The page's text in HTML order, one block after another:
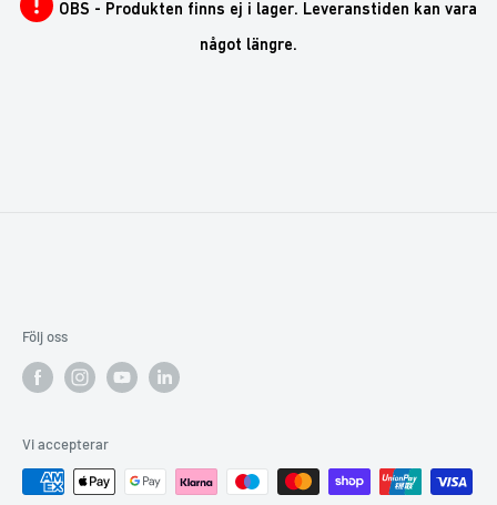
OBS - Produkten finns ej i lager. Leveranstiden kan vara
något längre.
Följ oss
Vi accepterar